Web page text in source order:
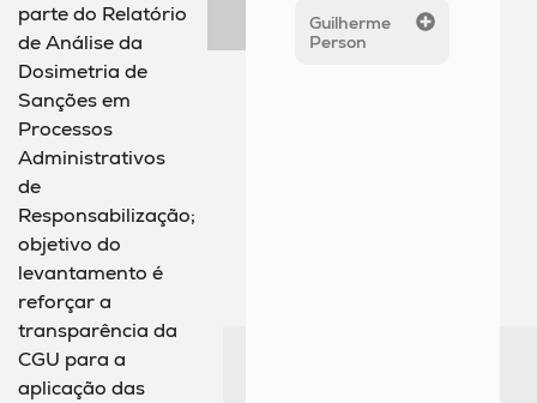
parte do Relatório
de Análise da
Dosimetria de
Sanções em
Processos
Administrativos
de
Responsabilização;
objetivo do
levantamento é
reforçar a
transparência da
CGU para a
aplicação das
Guilherme
Person